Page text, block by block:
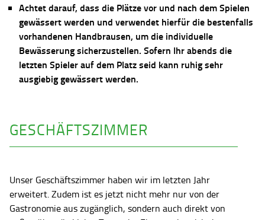
Achtet darauf, dass die Plätze vor und nach dem Spielen
gewässert werden und verwendet hierfür die bestenfalls
vorhandenen Handbrausen, um die individuelle
Bewässerung sicherzustellen. Sofern Ihr abends die
letzten Spieler auf dem Platz seid kann ruhig sehr
ausgiebig gewässert werden.
GESCHÄFTSZIMMER
Unser Geschäftszimmer haben wir im letzten Jahr
erweitert. Zudem ist es jetzt nicht mehr nur von der
Gastronomie aus zugänglich, sondern auch direkt von